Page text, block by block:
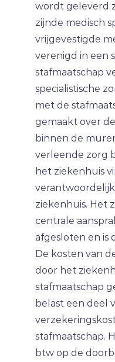
wordt geleverd
zijnde medisch
vrijgevestigde
verenigd in een
stafmaatschap
specialistische
met de
gemaakt over
binnen de
verleende zorg
het ziekenhuis
ziekenhuis. Het
centrale
afgesloten en is
De kosten van
door het
stafmaatschap
belast een deel
stafmaatschap.
btw op de